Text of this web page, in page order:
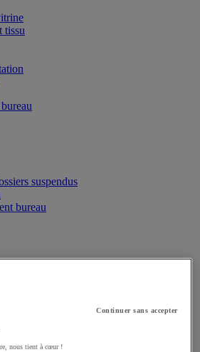
tissu
suspendus
bureau
et vidéoprojection
professionnels
Continuer sans accepter
nous tient à cœur !